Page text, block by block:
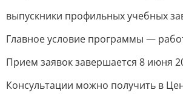
выпускники профильных учебных
Главное условие программы —
Прием заявок завершается 8 июня
Консультации можно получить в